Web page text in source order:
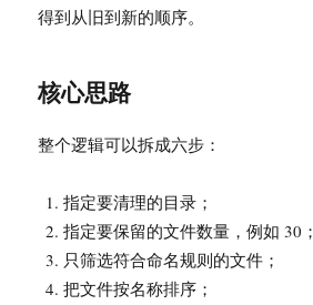
得到从旧到新的顺序。
核心思路
整个逻辑可以拆成六步：
指定要清理的目录；
指定要保留的文件数量，例如 30；
只筛选符合命名规则的文件；
把文件按名称排序；